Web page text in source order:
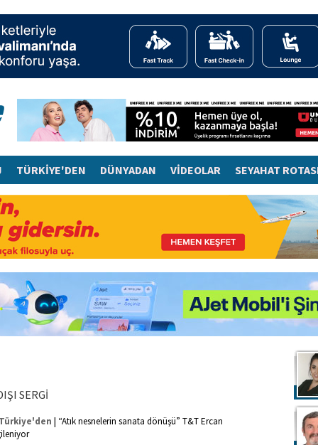
TÜRKİYE'DEN DÜNYADAN VİDEOLAR SEYAHAT
SERGİ
| “Atık nesnelerin sanata dönüşü” T&T Ercan